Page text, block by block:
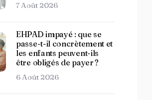
7 Août 2026
EHPAD impayé : que se
passe-t-il concrètement et
les enfants peuvent-ils
être obligés de payer ?
6 Août 2026